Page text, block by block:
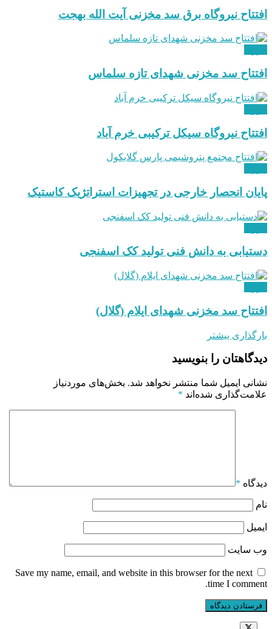
افتتاح نیروگاه برق سد مخزنی آیت الله بهجت
افتتاح سد مخزنی شهدای تازه سلماس
افتتاح نیروگاه سیکل ترکیبی خرم آباد
پایان انحصار خارجی در تجهیزات استراتژیک کاستیک
دستیابی به دانش فنی تولید کک اسفنجی
افتتاح سد مخزنی شهدای ایلام (گلال)
بارگذاری بیشتر
دیدگاهتان را بنویسید
نشانی ایمیل شما منتشر نخواهد شد. بخش‌های موردنیاز
علامت‌گذاری شده‌اند *
دیدگاه *
نام
ایمیل
وب‌ سایت
Save my name, email, and website in this browser for the next
time I comment.